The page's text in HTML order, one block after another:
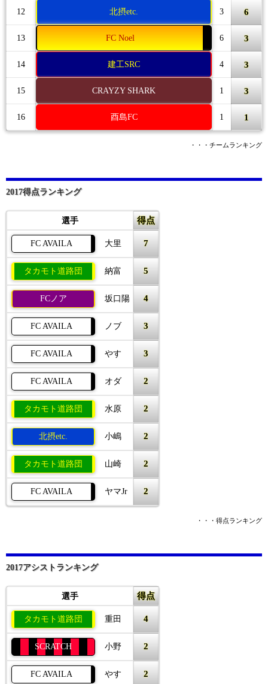
12 北摂etc. 3 6
13 FC Noel 6 3
14 建工SRC 4 3
15 CRAYZY SHARK 1 3
16 酉島FC 1 1
・・・チームランキング
2017得点ランキング
選手 得点
FC AVAILA 大里 7
タカモト道路団 納富 5
FCノア 坂口陽 4
FC AVAILA ノブ 3
FC AVAILA やす 3
FC AVAILA オダ 2
タカモト道路団 水原 2
北摂etc. 小嶋 2
タカモト道路団 山崎 2
FC AVAILA ヤマJr 2
・・・得点ランキング
2017アシストランキング
選手 得点
タカモト道路団 重田 4
SCRATCH 小野 2
FC AVAILA やす 2